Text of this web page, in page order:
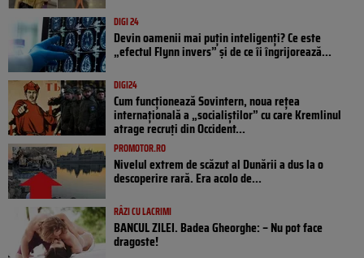
DIGI 24
Devin oamenii mai puțin inteligenți? Ce este
„efectul Flynn invers” și de ce îi îngrijorează...
DIGI24
Cum funcționează Sovintern, noua rețea
internațională a „socialiștilor” cu care Kremlinul
atrage recruți din Occident...
PROMOTOR.RO
Nivelul extrem de scăzut al Dunării a dus la o
descoperire rară. Era acolo de...
RÂZI CU LACRIMI
BANCUL ZILEI. Badea Gheorghe: – Nu pot face
dragoste!